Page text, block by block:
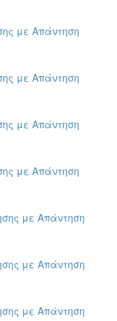
με Απάντηση
με Απάντηση
με Απάντηση
με Απάντηση
με Απάντηση
με Απάντηση
με Απάντηση